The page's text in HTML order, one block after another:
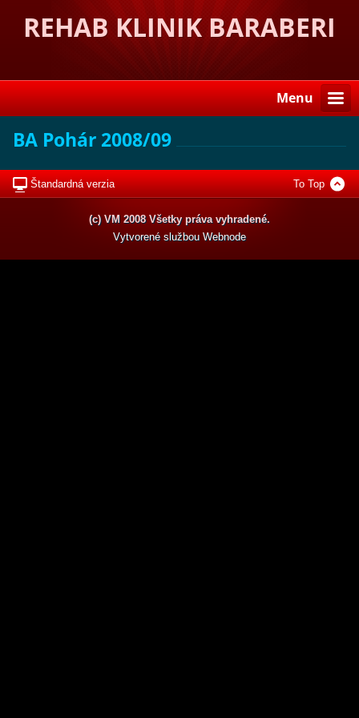
REHAB KLINIK BARABERI
Menu
BA Pohár 2008/09
Štandardná verzia To Top
(c) VM 2008 Všetky práva vyhradené.
Vytvorené službou Webnode